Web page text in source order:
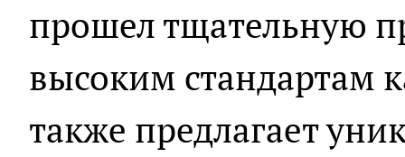
прошел тщательную
высоким стандартам
также предлагает